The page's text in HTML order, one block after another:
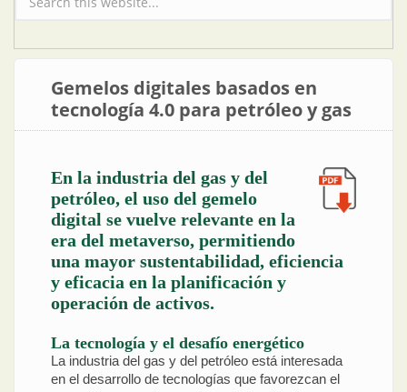
Formulario de búsqueda
Gemelos digitales basados en
tecnología 4.0 para petróleo y gas
En la industria del gas y del
petróleo, el uso del gemelo
digital se vuelve relevante en la
era del metaverso, permitiendo
una mayor sustentabilidad, eficiencia
y eficacia en la planificación y
operación de activos.
La tecnología y el desafío energético
La industria del gas y del petróleo está interesada
en el desarrollo de tecnologías que favorezcan el